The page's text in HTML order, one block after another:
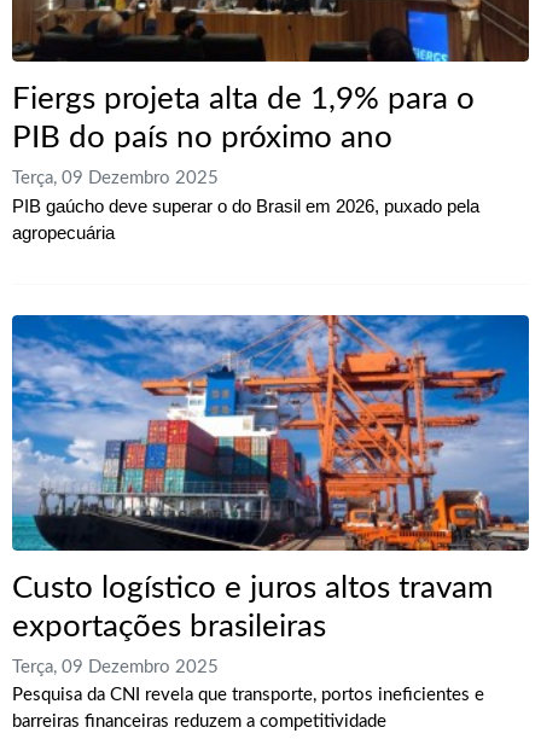
Fiergs projeta alta de 1,9% para o
PIB do país no próximo ano
Terça, 09 Dezembro 2025
PIB gaúcho deve superar o do Brasil em 2026, puxado pela
agropecuária
Custo logístico e juros altos travam
exportações brasileiras
Terça, 09 Dezembro 2025
Pesquisa da CNI revela que transporte, portos ineficientes e
barreiras financeiras reduzem a competitividade